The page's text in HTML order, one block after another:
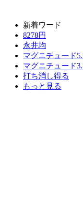
新着ワード
8278円
永井均
マグニチュード
マグニチュード
打ち消し得る
もっと見る